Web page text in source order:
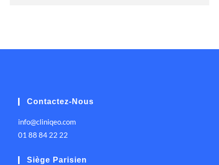
Contactez-Nous
info@cliniqeo.com
01 88 84 22 22
Siège Parisien